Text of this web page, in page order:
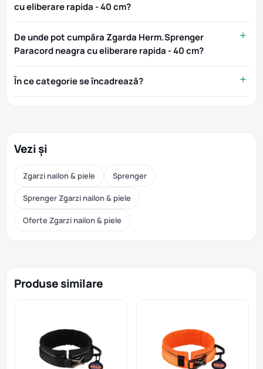
cu eliberare rapida - 40 cm?
De unde pot cumpăra Zgarda Herm.Sprenger
Paracord neagra cu eliberare rapida - 40 cm?
În ce categorie se încadrează?
Vezi și
Zgarzi nailon & piele Sprenger
Sprenger Zgarzi nailon & piele
Oferte Zgarzi nailon & piele
Produse similare